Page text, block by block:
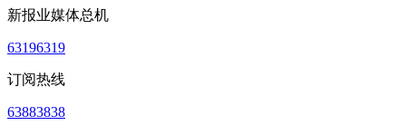
新报业媒体总机
63196319
订阅热线
63883838